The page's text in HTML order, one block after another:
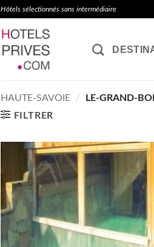
Hôtels sélectionnés sans intermédiaire
HAUTE-SAVOIE /
LE-GRAND-
FILTRER